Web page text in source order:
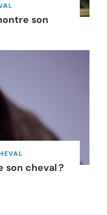
son
son cheval ?